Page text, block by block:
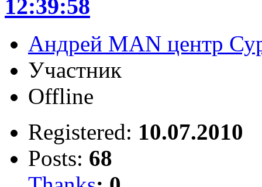
12:39:58
Андрей MAN центр
Участник
Offline
Registered: 10.07.2010
Posts: 68